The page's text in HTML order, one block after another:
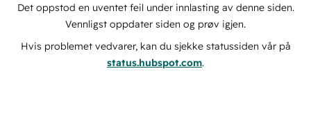
Det oppstod en uventet feil under innlasting av denne siden.
Vennligst oppdater siden og prøv igjen.
Hvis problemet vedvarer, kan du sjekke statussiden vår på
status.hubspot.com.